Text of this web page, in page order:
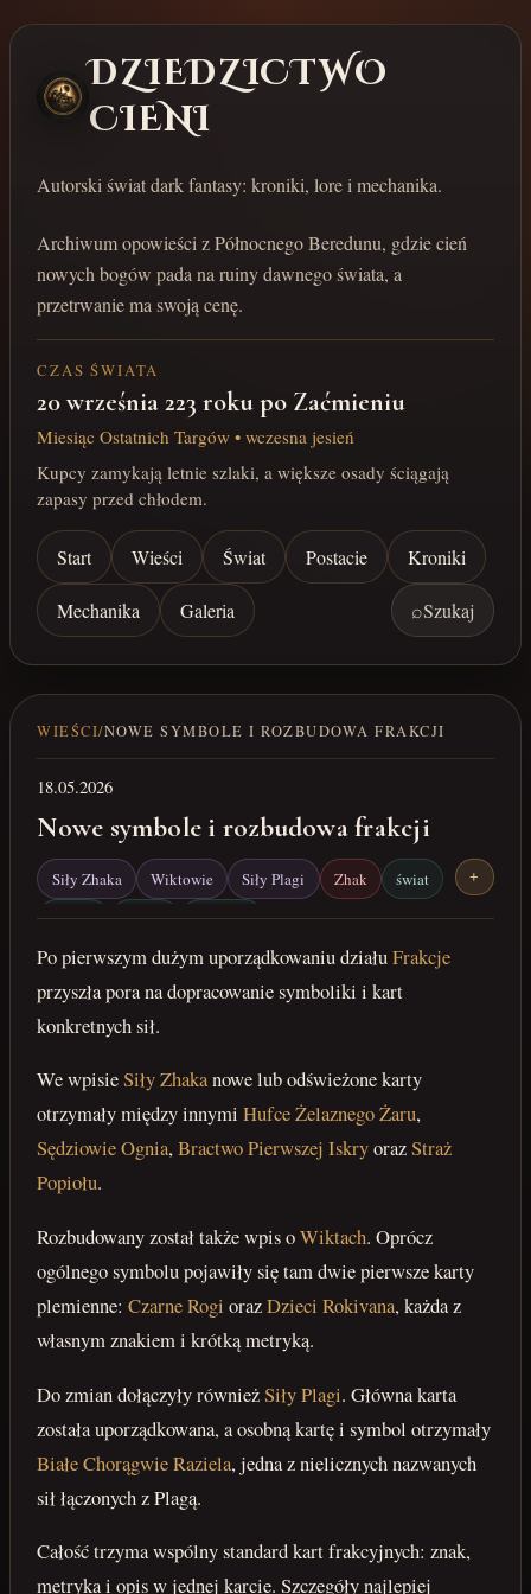
DZIEDZICTWO
CIENI
Autorski świat dark fantasy: kroniki, lore i mechanika.
Archiwum opowieści z Północnego Beredunu, gdzie cień
nowych bogów pada na ruiny dawnego świata, a
przetrwanie ma swoją cenę.
CZAS ŚWIATA
20 września 223 roku po Zaćmieniu
Miesiąc Ostatnich Targów • wczesna jesień
Kupcy zamykają letnie szlaki, a większe osady ściągają
zapasy przed chłodem.
Start Wieści Świat Postacie Kroniki
Mechanika Galeria ⌕Szukaj
WIEŚCI/NOWE SYMBOLE I ROZBUDOWA FRAKCJI
18.05.2026
Nowe symbole i rozbudowa frakcji
Siły Zhaka Wiktowie Siły Plagi Zhak
świat
frakcje
grafiki symbole
+
Po pierwszym dużym uporządkowaniu działuFrakcje
przyszła pora na dopracowanie symboliki i kart
konkretnych sił.
We wpisieSiły Zhakanowe lub odświeżone karty
otrzymały między innymiHufce Żelaznego Żaru,
Sędziowie Ognia,Bractwo Pierwszej IskryorazStraż
Popiołu.
Rozbudowany został także wpis oWiktach. Oprócz
ogólnego symbolu pojawiły się tam dwie pierwsze karty
plemienne:Czarne Rogi orazDzieci Rokivana, każda z
własnym znakiem i krótką metryką.
Do zmian dołączyły równieżSiły Plagi. Główna karta
została uporządkowana, a osobną kartę i symbol otrzymały
Białe Chorągwie Raziela, jedna z nielicznych nazwanych
sił łączonych z Plagą.
Całość trzyma wspólny standard kart frakcyjnych: znak,
metryka i opis w jednej karcie. Szczegóły najlepiej